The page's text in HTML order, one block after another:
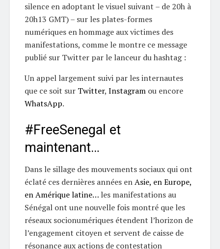
silence en adoptant le visuel suivant – de 20h à
20h13 GMT) – sur les plates-formes
numériques en hommage aux victimes des
manifestations, comme le montre ce message
publié sur Twitter par le lanceur du hashtag :
Un appel largement suivi par les internautes
que ce soit sur Twitter, Instagram ou encore
WhatsApp.
#FreeSenegal et
maintenant…
Dans le sillage des mouvements sociaux qui ont
éclaté ces dernières années enAsie, en Europe,
en Amérique latine… les manifestations au
Sénégal ont une nouvelle fois montré que les
réseaux socionumériques étendent l’horizon de
l’engagement citoyen et servent de caisse de
résonance aux actions de contestation